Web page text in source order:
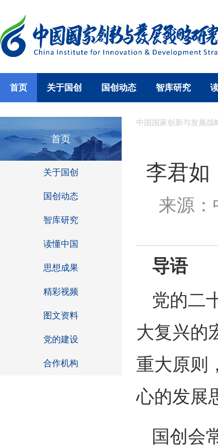
首页 关于国创 国创动态 智库研究
首页
关于国创
国创动态
智库研究
读懂中国
思想成果
精彩视频
图文资料
党的建设
合作机构
中国国家创新与发展战
李君如
来源：
导语
党的二
大复兴的
重大原则
心的发展
国创会